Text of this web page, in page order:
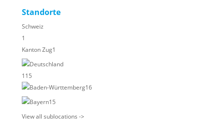
Standorte
Schweiz
1
Kanton Zug1
Deutschland
115
Baden-Württemberg16
Bayern15
View all sublocations ->